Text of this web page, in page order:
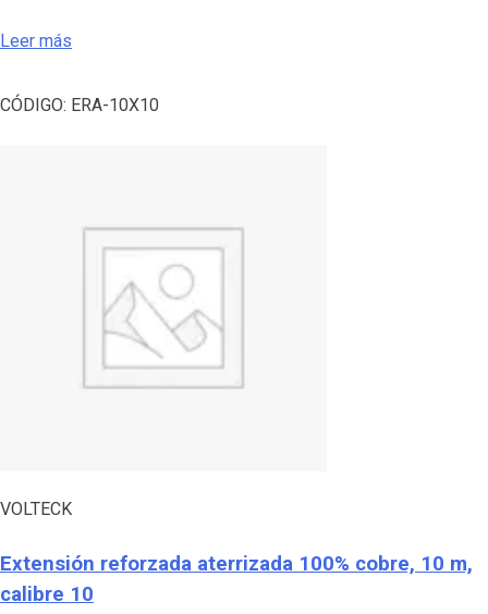
Leer más
CÓDIGO: ERA-10X10
VOLTECK
Extensión reforzada aterrizada 100% cobre, 10 m,
calibre 10